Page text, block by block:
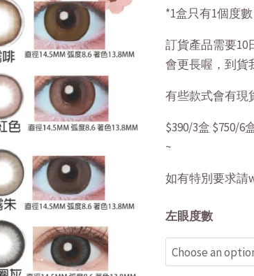
*1盒只有1個度
訂貨產品需要10
會更長喔，到貨
有些款式會有現
$390/3盒 $750/6
~
如有特別要求請
左眼度數
quantity